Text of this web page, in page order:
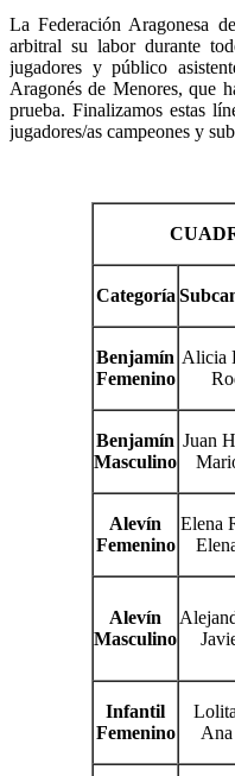
La Federación Aragonesa
arbitral su labor durante
jugadores y público
Aragonés de Menores, que
prueba. Finalizamos estas
jugadores/as campeones y
Categoría
Benjamín
Femenino
Alicia
Benjamín
Masculino
Juan
Alevín
Femenino
Elena
Alevín
Masculino
Infantil
Femenino